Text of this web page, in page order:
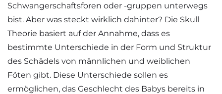
Schwangerschaftsforen oder -gruppen unterwegs
bist. Aber was steckt wirklich dahinter? Die Skull
Theorie basiert auf der Annahme, dass es
bestimmte Unterschiede in der Form und Struktur
des Schädels von männlichen und weiblichen
Föten gibt. Diese Unterschiede sollen es
ermöglichen, das Geschlecht des Babys bereits in